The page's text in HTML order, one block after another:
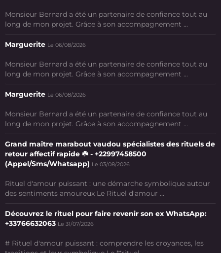
Monsieur Bernard a été un partenaire de confiance tout au
long de mon projet. Grâce à son accompagnement ...
Marguerite Le 06/08/2026
Monsieur Bernard a été un partenaire de confiance tout au
long de mon projet. Grâce à son accompagnement ...
Marguerite Le 06/08/2026
Monsieur Bernard a été un partenaire de confiance tout au
long de mon projet. Grâce à son accompagnement ...
Grand maître marabout vaudou spécialistes des rituels de
retour affectif rapide ☘️ - +22997458500
(Appel/Sms/Whatsapp) Le 03/08/2026
Rituel d'amour puissant : une démarche symbolique autour
des sentiments amoureux Le Rituel d'amour ...
Découvrez le rituel pour faire revenir son ex WhatsApp:
+33766632063 Le 31/07/2026
# Rituel d'amour puissant : comprendre les croyances, les